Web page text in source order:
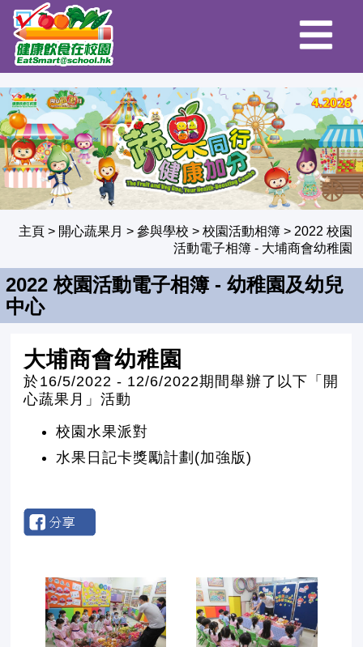
主頁> 開心蔬果月 > 參與學校 > 校園活動相簿 > 2022 校園
活動電子相簿- 大埔商會幼稚園
2022 校園活動電子相簿 - 幼稚園及幼兒
中心
大埔商會幼稚園
於16/5/2022 - 12/6/2022期間舉辦了以下「開
心蔬果月」活動
校園水果派對
水果日記卡獎勵計劃(加強版)